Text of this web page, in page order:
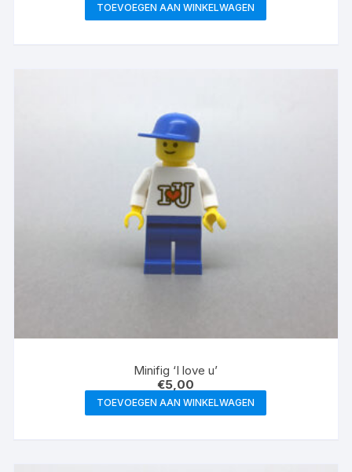
TOEVOEGEN AAN WINKELWAGEN
Minifig ‘I love u’
€5,00
TOEVOEGEN AAN WINKELWAGEN